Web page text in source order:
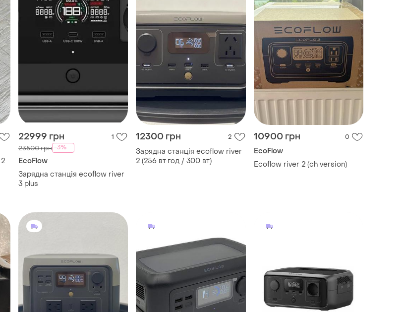
22999 грн 1
23500 грн -3%
EcoFlow
Зарядна станція ecoflow river
3 plus
12300 грн 2
Зарядна станція ecoflow river
2 (256 вт·год / 300 вт)
10900 грн 0
EcoFlow
Ecoflow river 2 (ch version)